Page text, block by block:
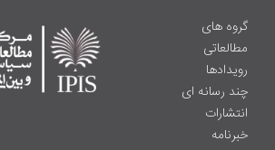
گروه های
مطالعاتی
رویدادها
چند رسانه ای
انتشارات
خبرنامه